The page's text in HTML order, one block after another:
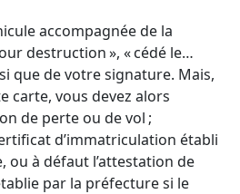
accompagnée de la
destruction », « cédé le…
que de votre signature. Mais,
carte, vous devez alors
de perte ou de vol ;
d’immatriculation établi
ou à défaut l’attestation de
par la préfecture si le